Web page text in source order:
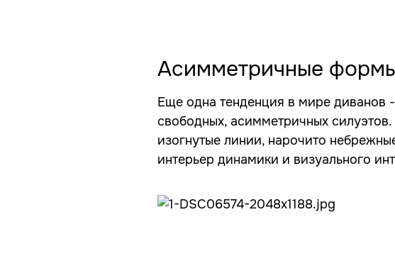
Асимметричные
Еще одна тенденция в мире диванов
свободных, асимметричных
изогнутые линии, нарочито
интерьер динамики и визуального